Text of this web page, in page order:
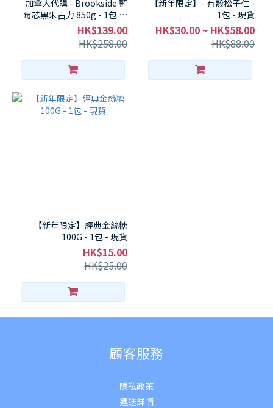
加拿大代購 - Brookside 藍
莓芯黑朱古力 850g - 1包 現
貨
HK$139.00
HK$258.00
【新年限定】- 有殼松子仁 -
1包 - 現貨
HK$30.00 ~ HK$58.00
HK$88.00
【新年限定】經典金絲糖
100G - 1包 - 現貨
HK$15.00
HK$25.00
顧客服務
隱私政策
運送詳情